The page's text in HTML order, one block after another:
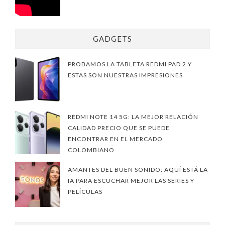
GADGETS
PROBAMOS LA TABLETA REDMI PAD 2 Y
ESTAS SON NUESTRAS IMPRESIONES
REDMI NOTE 14 5G: LA MEJOR RELACIÓN
CALIDAD PRECIO QUE SE PUEDE
ENCONTRAR EN EL MERCADO
COLOMBIANO
AMANTES DEL BUEN SONIDO: AQUÍ ESTÁ LA
IA PARA ESCUCHAR MEJOR LAS SERIES Y
PELÍCULAS